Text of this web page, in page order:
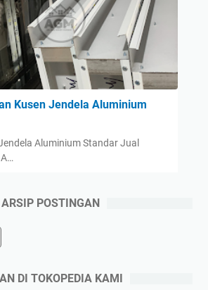
Kusen Jendela Aluminium
Aluminium Standar Jual
ARSIP POSTINGAN
DI TOKOPEDIA KAMI